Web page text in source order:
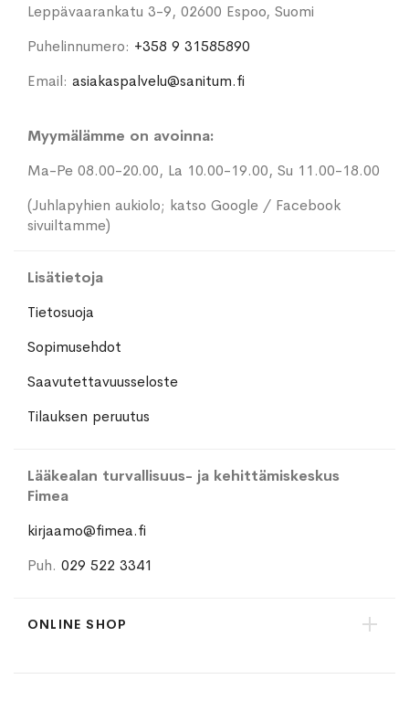
Leppävaarankatu 3-9, 02600 Espoo, Suomi
Puhelinnumero: +358 9 31585890
Email: asiakaspalvelu@sanitum.fi
Myymälämme on avoinna:
Ma-Pe 08.00-20.00, La 10.00-19.00, Su 11.00-18.00
(Juhlapyhien aukiolo; katso Google / Facebook
sivuiltamme)
Lisätietoja
Tietosuoja
Sopimusehdot
Saavutettavuusseloste
Tilauksen peruutus
Lääkealan turvallisuus- ja kehittämiskeskus
Fimea
kirjaamo@fimea.fi
Puh. 029 522 3341
ONLINE SHOP